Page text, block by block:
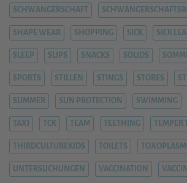
SCHWANGERSCHAFT
SHAPE WEAR SHOPPING SICK SICK
SLEEP SLIPS SNACKS SOLIDS
SPORTS STILLEN STINGS STORES
SUMMER SUN PROTECTION SWIMMING
TAXI TCK TEAM TEETHING TEMPER
THIRDCULTUREKIDS TOILETS
UNTERSUCHUNGEN VACCINATION